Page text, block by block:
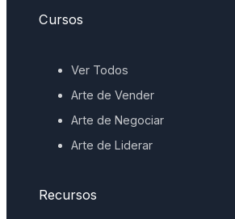
Cursos
Ver Todos
Arte de Vender
Arte de Negociar
Arte de Liderar
Recursos